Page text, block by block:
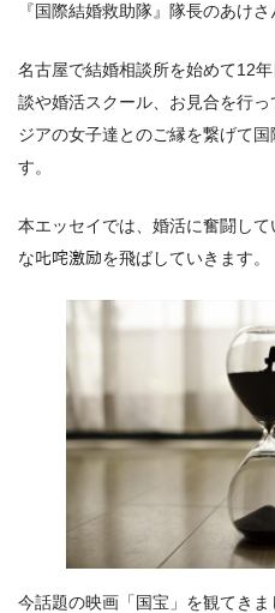
『国際結婚救助隊』隊長のあけさ
名古屋で結婚相談所を始めて12
談や婚活スクール、お見合を行
ジアの女子達とのご縁を繋げて
す。
本エッセイでは、婚活に奮闘し
な𠮟咤激励を飛ばしていきます。
今話題の映画「国宝」を観てき